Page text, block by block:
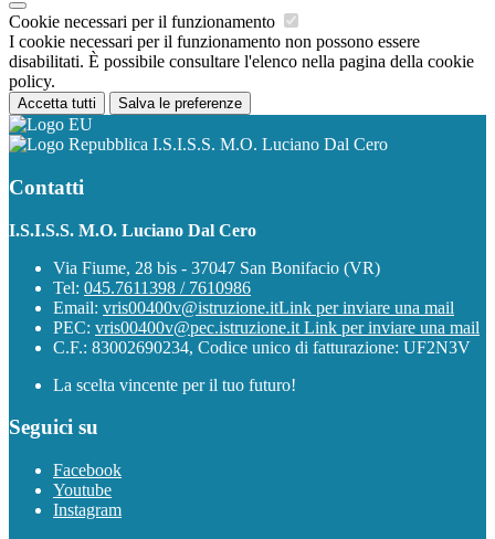
Cookie necessari per il funzionamento
I cookie necessari per il funzionamento non possono essere
disabilitati. È possibile consultare l'elenco nella pagina della cookie
policy.
Accetta tutti Salva le preferenze
I.S.I.S.S. M.O. Luciano Dal Cero
Contatti
I.S.I.S.S. M.O. Luciano Dal Cero
Via Fiume, 28 bis - 37047 San Bonifacio (VR)
Tel: 045.7611398 / 7610986
Email: vris00400v@istruzione.itLink per inviare una mail
PEC: vris00400v@pec.istruzione.it Link per inviare una mail
C.F.: 83002690234, Codice unico di fatturazione: UF2N3V
La scelta vincente per il tuo futuro!
Seguici su
Facebook
Youtube
Instagram